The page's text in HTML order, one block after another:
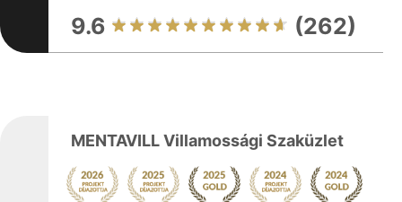
9.6 (262)
MENTAVILL Villamossági Szaküzlet